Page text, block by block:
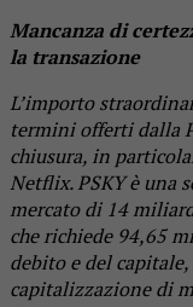
Mancanza di
la transazione
L’importo
termini offerti dalla
chiusura, in
Netflix. PSKY è una
mercato di 14
che richiede 94,65
debito e del
capitalizzazione di